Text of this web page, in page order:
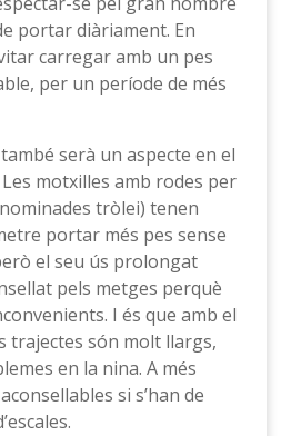
portar diàriament. En
carregar amb un pes
per un període de més
serà un aspecte en el
motxilles amb rodes per
tròlei) tenen
portar més pes sense
el seu ús prolongat
pels metges perquè
I és que amb el
trajectes són molt llargs,
en la nina. A més
si s’han de